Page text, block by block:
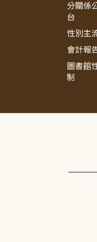
分關係
台
性別主
會計報
圖書館
制